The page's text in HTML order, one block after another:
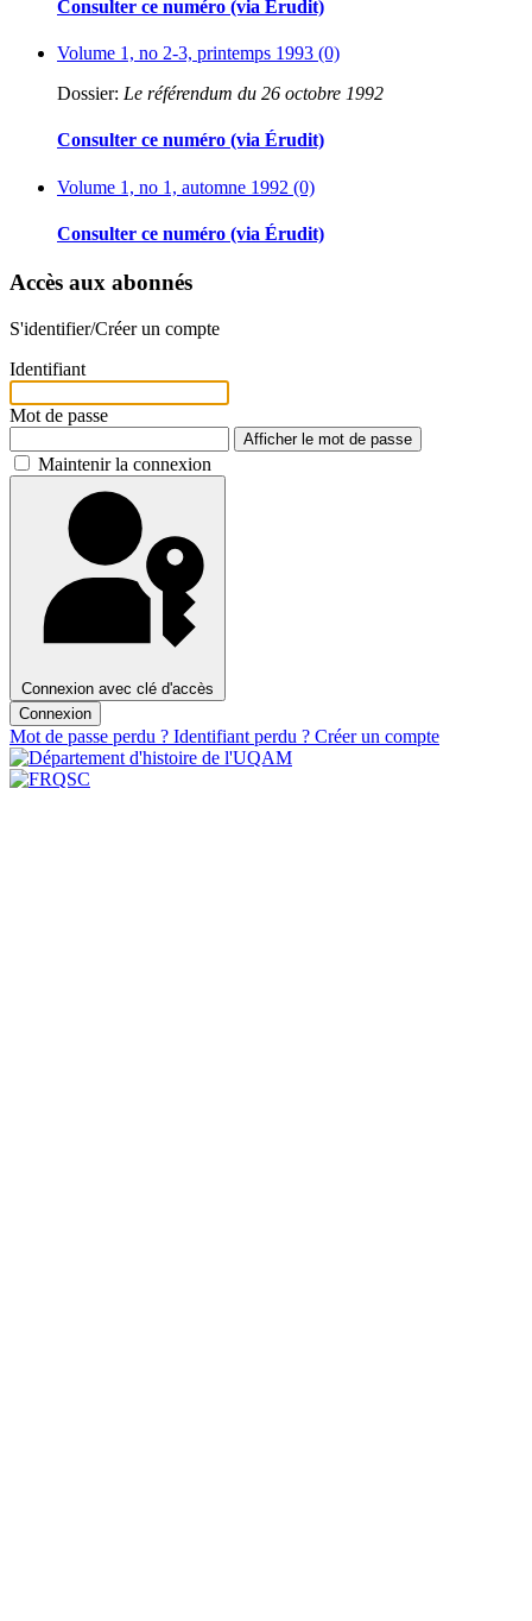
Consulter ce numéro (via Érudit)
Volume 1, no 2-3, printemps 1993 (0)
Dossier: Le référendum du 26 octobre 1992
Consulter ce numéro (via Érudit)
Volume 1, no 1, automne 1992 (0)
Consulter ce numéro (via Érudit)
Accès aux abonnés
S'identifier/Créer un compte
Identifiant
Mot de passe
Afficher le mot de passe
Maintenir la connexion
Connexion avec clé d'accès
Connexion
Mot de passe perdu ? Identifiant perdu ? Créer un compte